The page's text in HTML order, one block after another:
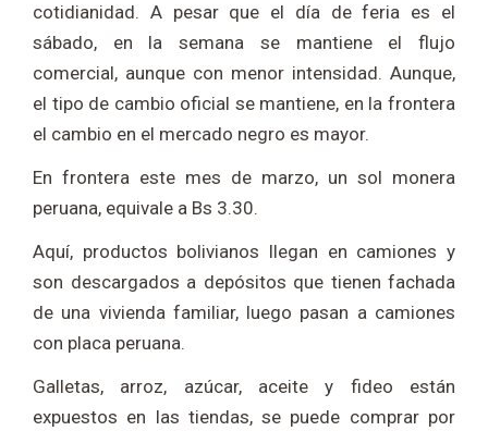
cotidianidad. A pesar que el día de feria es el
sábado, en la semana se mantiene el flujo
comercial, aunque con menor intensidad. Aunque,
el tipo de cambio oficial se mantiene, en la frontera
el cambio en el mercado negro es mayor.
En frontera este mes de marzo, un sol monera
peruana, equivale a Bs 3.30.
Aquí, productos bolivianos llegan en camiones y
son descargados a depósitos que tienen fachada
de una vivienda familiar, luego pasan a camiones
con placa peruana.
Galletas, arroz, azúcar, aceite y fideo están
expuestos en las tiendas, se puede comprar por